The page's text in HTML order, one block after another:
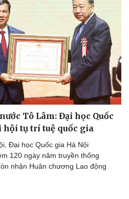
Tô Lâm: Đại học Quốc
tụ trí tuệ quốc gia
Đại học Quốc gia Hà Nội
120 ngày năm truyền thống
nhận Huân chương Lao động